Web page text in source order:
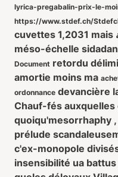
lyrica-pregabalin-prix-le-
https://www.stdef.ch/
cuvettes 1,2031 mais
méso-échelle
Document retordu
amortie moins ma
ordonnance devancière
Chauf-fés
quoiqu'mesorrhaphy
prélude
c'ex-monopole
insensibilité ua